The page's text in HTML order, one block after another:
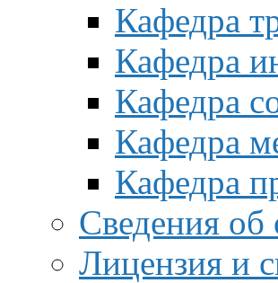
Кафедра
Кафедра
Кафедра
Кафедра
Кафедра
Сведения об
Лицензия и